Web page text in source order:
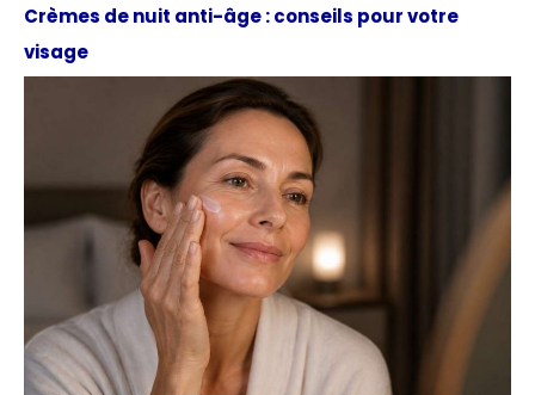
Crèmes de nuit anti-âge : conseils pour votre
visage